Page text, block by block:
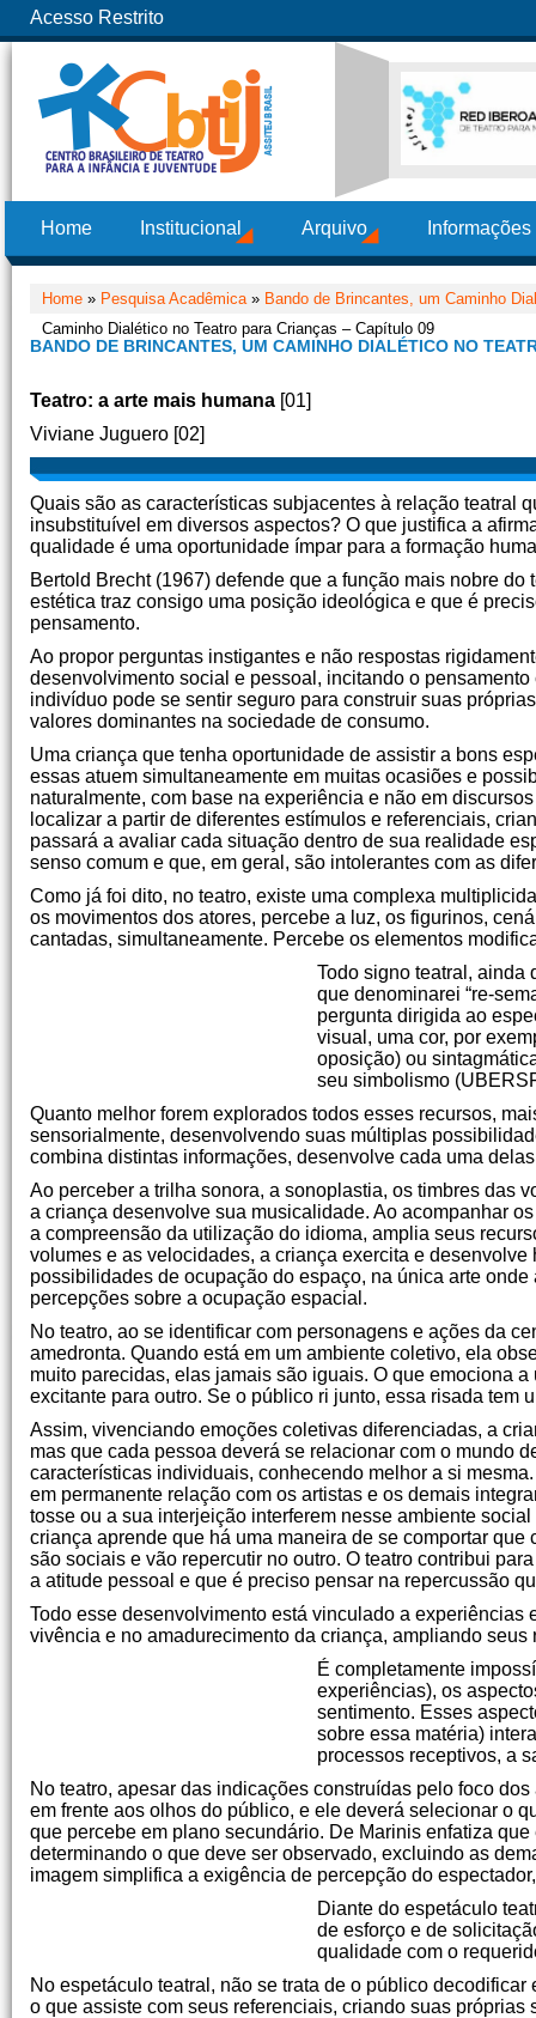
Acesso Restrito
Home Institucional Arquivo
Home » Pesquisa Acadêmica» Bando de Brincantes, um Caminho
Caminho Dialético no Teatro para Crianças – Capítulo 09
BANDO DE BRINCANTES, UM CAMINHO DIALÉTICO NO
Teatro: a arte mais humana [01]
Viviane Juguero [02]
Quais são as características subjacentes à relação teatral
insubstituível em diversos aspectos? O que justifica a
qualidade é uma oportunidade ímpar para a formação
Bertold Brecht (1967) defende que a função mais nobre
estética traz consigo uma posição ideológica e que é
pensamento.
Ao propor perguntas instigantes e não respostas
desenvolvimento social e pessoal, incitando o
indivíduo pode se sentir seguro para construir suas
valores dominantes na sociedade de consumo.
Uma criança que tenha oportunidade de assistir a bons
essas atuem simultaneamente em muitas ocasiões e
naturalmente, com base na experiência e não em
localizar a partir de diferentes estímulos e referenciais,
passará a avaliar cada situação dentro de sua realidade
senso comum e que, em geral, são intolerantes com as
Como já foi dito, no teatro, existe uma complexa
os movimentos dos atores, percebe a luz, os figurinos,
cantadas, simultaneamente. Percebe os elementos
Todo signo teatral, ainda
que denominarei “re-
pergunta dirigida ao
visual, uma cor, por
oposição) ou
seu simbolismo
Quanto melhor forem explorados todos esses recursos,
sensorialmente, desenvolvendo suas múltiplas
combina distintas informações, desenvolve cada uma
Ao perceber a trilha sonora, a sonoplastia, os timbres das
a criança desenvolve sua musicalidade. Ao acompanhar
a compreensão da utilização do idioma, amplia seus
volumes e as velocidades, a criança exercita e
possibilidades de ocupação do espaço, na única arte
percepções sobre a ocupação espacial.
No teatro, ao se identificar com personagens e ações da
amedronta. Quando está em um ambiente coletivo, ela
muito parecidas, elas jamais são iguais. O que emociona
excitante para outro. Se o público ri junto, essa risada tem
Assim, vivenciando emoções coletivas diferenciadas, a
mas que cada pessoa deverá se relacionar com o mundo
características individuais, conhecendo melhor a si
em permanente relação com os artistas e os demais
tosse ou a sua interjeição interferem nesse ambiente
criança aprende que há uma maneira de se comportar
são sociais e vão repercutir no outro. O teatro contribui
a atitude pessoal e que é preciso pensar na repercussão
Todo esse desenvolvimento está vinculado a
vivência e no amadurecimento da criança, ampliando
É completamente
experiências), os
sentimento. Esses
sobre essa matéria)
processos receptivos, a
No teatro, apesar das indicações construídas pelo foco
em frente aos olhos do público, e ele deverá selecionar o
que percebe em plano secundário. De Marinis enfatiza
determinando o que deve ser observado, excluindo as
imagem simplifica a exigência de percepção do
Diante do espetáculo
de esforço e de
qualidade com o
No espetáculo teatral, não se trata de o público
o que assiste com seus referenciais, criando suas próprias